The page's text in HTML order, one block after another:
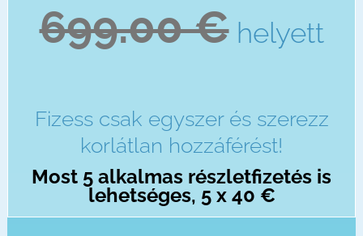
699.00 €helyett
Fizess csak egyszer és szerezz
korlátlan hozzáférést!
Most 5 alkalmas részletfizetés is
lehetséges, 5 x 40 €